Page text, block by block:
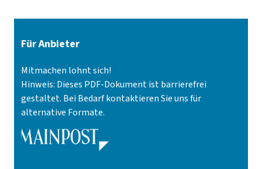
Für Anbieter
Mitmachen lohnt sich!
Hinweis: Dieses PDF-Dokument ist barrierefrei
gestaltet. Bei Bedarf kontaktieren Sie uns für
alternative Formate.